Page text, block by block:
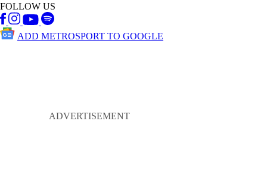
FOLLOW US
ADD METROSPORT TO GOOGLE